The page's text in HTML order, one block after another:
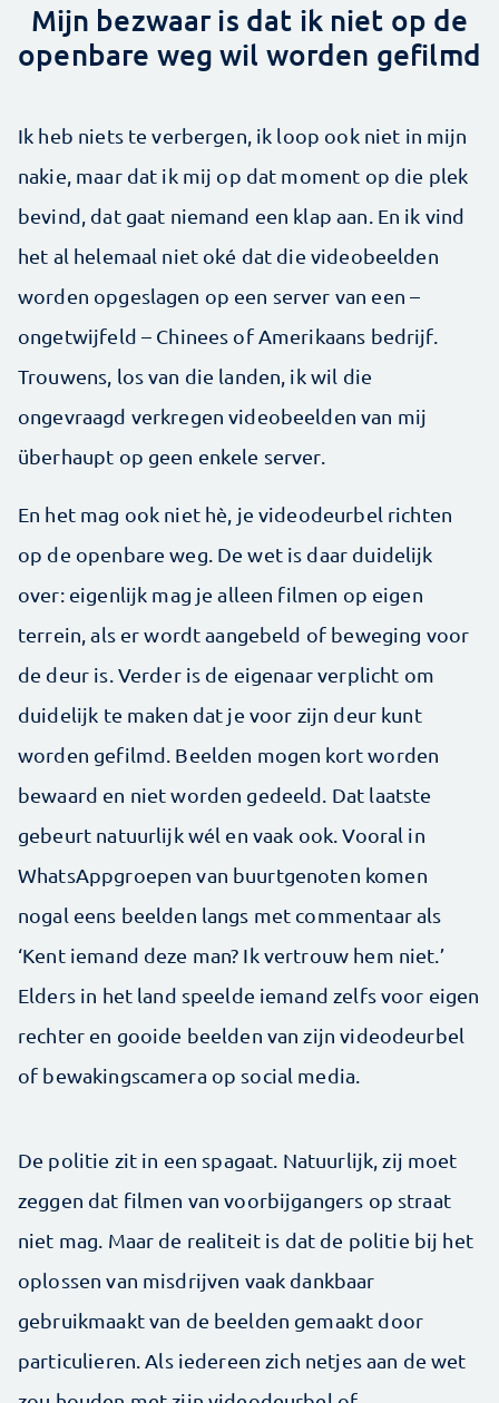
Mijn bezwaar is dat ik niet op de
openbare weg wil worden gefilmd
Ik heb niets te verbergen, ik loop ook niet in mijn
nakie, maar dat ik mij op dat moment op die plek
bevind, dat gaat niemand een klap aan. En ik vind
het al helemaal niet oké dat die videobeelden
worden opgeslagen op een server van een –
ongetwijfeld – Chinees of Amerikaans bedrijf.
Trouwens, los van die landen, ik wil die
ongevraagd verkregen videobeelden van mij
überhaupt op geen enkele server.
En het mag ook niet hè, je videodeurbel richten
op de openbare weg. De wet is daar duidelijk
over: eigenlijk mag je alleen filmen op eigen
terrein, als er wordt aangebeld of beweging voor
de deur is. Verder is de eigenaar verplicht om
duidelijk te maken dat je voor zijn deur kunt
worden gefilmd. Beelden mogen kort worden
bewaard en niet worden gedeeld. Dat laatste
gebeurt natuurlijk wél en vaak ook. Vooral in
WhatsAppgroepen van buurtgenoten komen
nogal eens beelden langs met commentaar als
‘Kent iemand deze man? Ik vertrouw hem niet.’
Elders in het land speelde iemand zelfs voor eigen
rechter en gooide beelden van zijn videodeurbel
of bewakingscamera op social media.
De politie zit in een spagaat. Natuurlijk, zij moet
zeggen dat filmen van voorbijgangers op straat
niet mag. Maar de realiteit is dat de politie bij het
oplossen van misdrijven vaak dankbaar
gebruikmaakt van de beelden gemaakt door
particulieren. Als iedereen zich netjes aan de wet